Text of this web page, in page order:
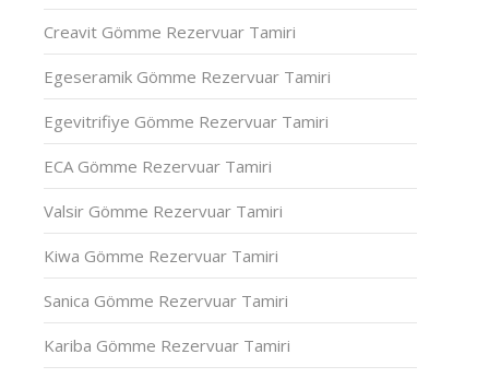
Creavit Gömme Rezervuar Tamiri
Egeseramik Gömme Rezervuar Tamiri
Egevitrifiye Gömme Rezervuar Tamiri
ECA Gömme Rezervuar Tamiri
Valsir Gömme Rezervuar Tamiri
Kiwa Gömme Rezervuar Tamiri
Sanica Gömme Rezervuar Tamiri
Kariba Gömme Rezervuar Tamiri